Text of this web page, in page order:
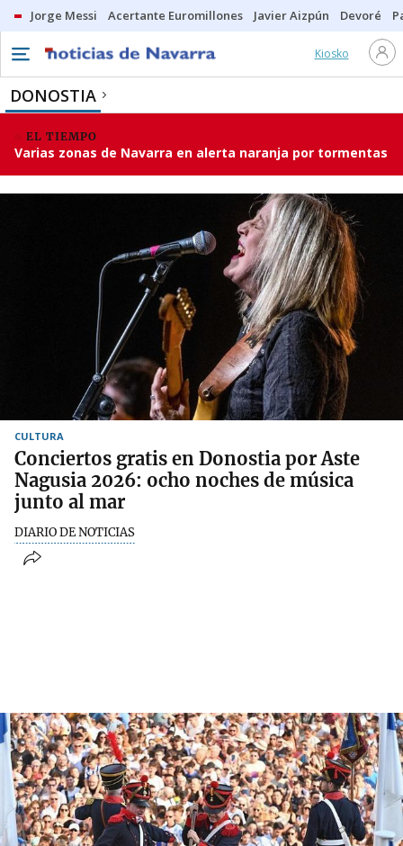
Jorge Messi Acertante Euromillones Javier Aizpún Devoré
Kiosko
DONOSTIA
EL TIEMPO
Varias zonas de Navarra en alerta naranja por tormentas
CULTURA
Conciertos gratis en Donostia por Aste
Nagusia 2026: ocho noches de música
junto al mar
DIARIO DE NOTICIAS